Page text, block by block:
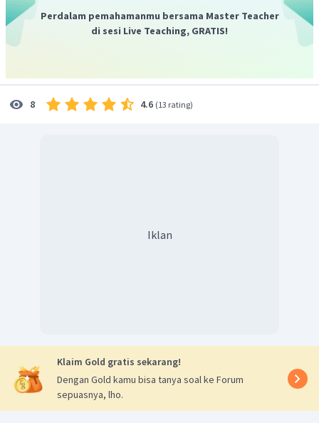
Perdalam pemahamanmu bersama Master Teacher
di sesi Live Teaching, GRATIS!
8 4.6 (13 rating)
Iklan
Klaim Gold gratis sekarang!
Dengan Gold kamu bisa tanya soal ke Forum
sepuasnya, lho.